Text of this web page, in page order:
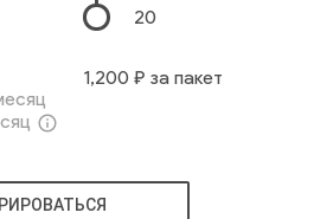
info_outline
20
1,200 ₽ за пакет